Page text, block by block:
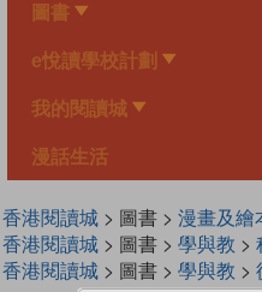
圖書
e悅讀學校計劃
我的閱讀城
漫話生活
香港閱讀城> 圖書 > 漫畫及繪
香港閱讀城> 圖書 > 學與教 >
香港閱讀城> 圖書 > 學與教 >